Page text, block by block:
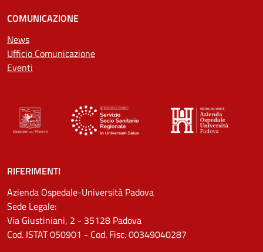
COMUNICAZIONE
News
Ufficio Comunicazione
Eventi
RIFERIMENTI
Azienda Ospedale-Università Padova
Sede Legale:
Via Giustiniani, 2 - 35128 Padova
Cod. ISTAT 050901 - Cod. Fisc. 00349040287